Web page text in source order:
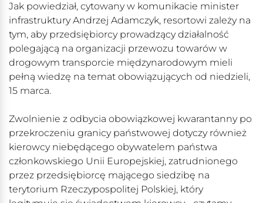
Jak powiedział, cytowany w komunikacie minister
infrastruktury Andrzej Adamczyk, resortowi zależy na
tym, aby przedsiębiorcy prowadzący działalność
polegającą na organizacji przewozu towarów w
drogowym transporcie międzynarodowym mieli
pełną wiedzę na temat obowiązujących od niedzieli,
15 marca.
Zwolnienie z odbycia obowiązkowej kwarantanny po
przekroczeniu granicy państwowej dotyczy również
kierowcy niebędącego obywatelem państwa
członkowskiego Unii Europejskiej, zatrudnionego
przez przedsiębiorcę mającego siedzibę na
terytorium Rzeczypospolitej Polskiej, który